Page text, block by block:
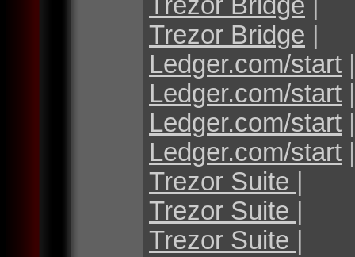
Trezor Bridge |
Ledger.com/start |
Ledger.com/start |
Ledger.com/start |
Ledger.com/start |
Trezor Suite |
Trezor Suite |
Trezor Suite |